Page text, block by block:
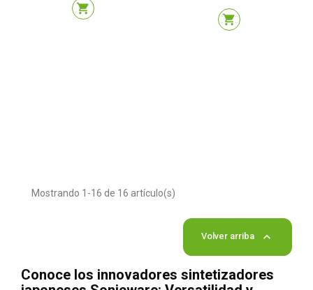
shopping_cart
shopping_cart
Mostrando 1-16 de 16 artículo(s)
Volver arriba 
Conoce los innovadores sintetizadores